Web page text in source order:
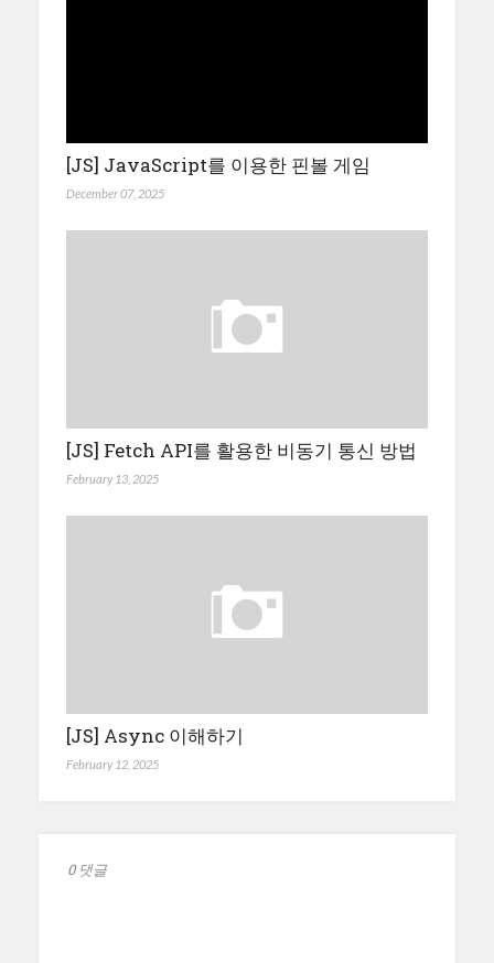
[JS] JavaScript를 이용한 핀볼 게임
December 07, 2025
[JS] Fetch API를 활용한 비동기 통신 방법
February 13, 2025
[JS] Async 이해하기
February 12, 2025
0 댓글